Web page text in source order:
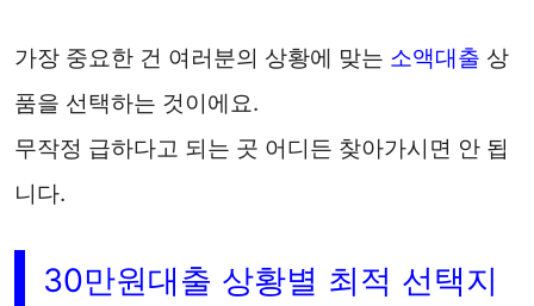
가장 중요한 건 여러분의 상황에 맞는 소액대출 상
품을 선택하는 것이에요.
무작정 급하다고 되는 곳 어디든 찾아가시면 안 됩
니다.
30만원대출 상황별 최적 선택지